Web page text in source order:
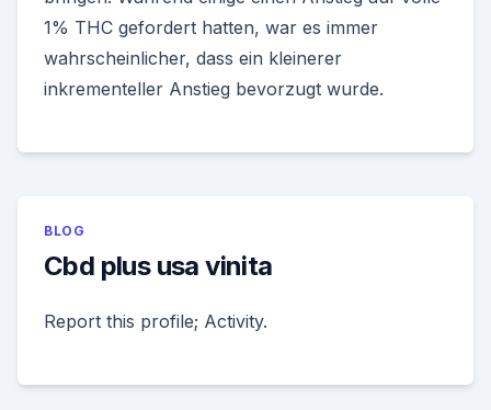
1% THC gefordert hatten, war es immer
wahrscheinlicher, dass ein kleinerer
inkrementeller Anstieg bevorzugt wurde.
BLOG
Cbd plus usa vinita
Report this profile; Activity.